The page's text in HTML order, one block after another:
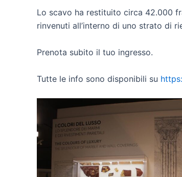
Lo scavo ha restituito circa 42.000
rinvenuti all’interno di uno strato di
Prenota subito il tuo ingresso.
Tutte le info sono disponibili su